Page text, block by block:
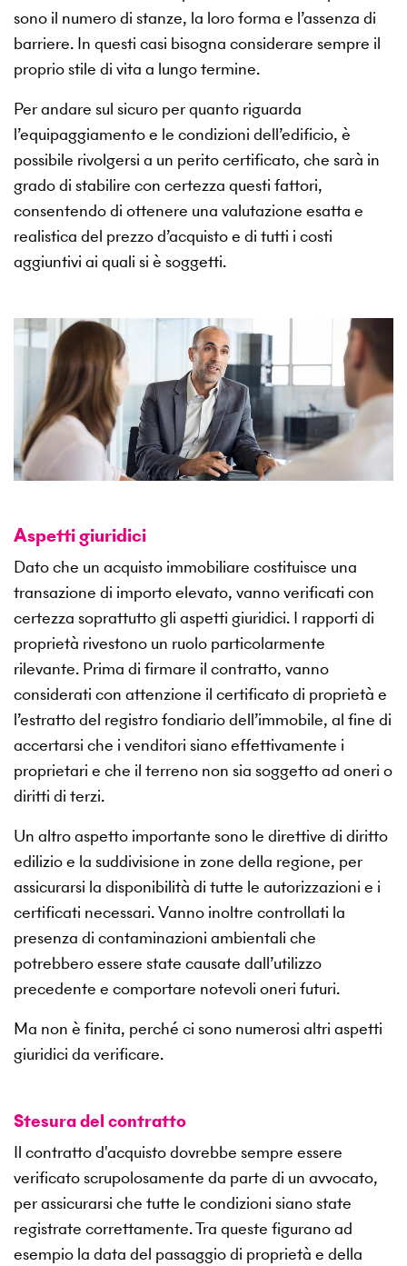
sono il numero di stanze, la loro forma e l’assenza di
barriere. In questi casi bisogna considerare sempre il
proprio stile di vita a lungo termine.
Per andare sul sicuro per quanto riguarda
l’equipaggiamento e le condizioni dell’edificio, è
possibile rivolgersi a un perito certificato, che sarà in
grado di stabilire con certezza questi fattori,
consentendo di ottenere una valutazione esatta e
realistica del prezzo d’acquisto e di tutti i costi
aggiuntivi ai quali si è soggetti.
Aspetti giuridici
Dato che un acquisto immobiliare costituisce una
transazione di importo elevato, vanno verificati con
certezza soprattutto gli aspetti giuridici. I rapporti di
proprietà rivestono un ruolo particolarmente
rilevante. Prima di firmare il contratto, vanno
considerati con attenzione il certificato di proprietà e
l’estratto del registro fondiario dell’immobile, al fine di
accertarsi che i venditori siano effettivamente i
proprietari e che il terreno non sia soggetto ad oneri o
diritti di terzi.
Un altro aspetto importante sono le direttive di diritto
edilizio e la suddivisione in zone della regione, per
assicurarsi la disponibilità di tutte le autorizzazioni e i
certificati necessari. Vanno inoltre controllati la
presenza di contaminazioni ambientali che
potrebbero essere state causate dall’utilizzo
precedente e comportare notevoli oneri futuri.
Ma non è finita, perché ci sono numerosi altri aspetti
giuridici da verificare.
Stesura del contratto
Il contratto d'acquisto dovrebbe sempre essere
verificato scrupolosamente da parte di un avvocato,
per assicurarsi che tutte le condizioni siano state
registrate correttamente. Tra queste figurano ad
esempio la data del passaggio di proprietà e della